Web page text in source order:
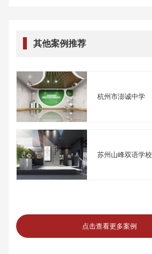
其他案例推荐
杭州市澎诚中学
苏州山峰双语学校
点击查看更多案例